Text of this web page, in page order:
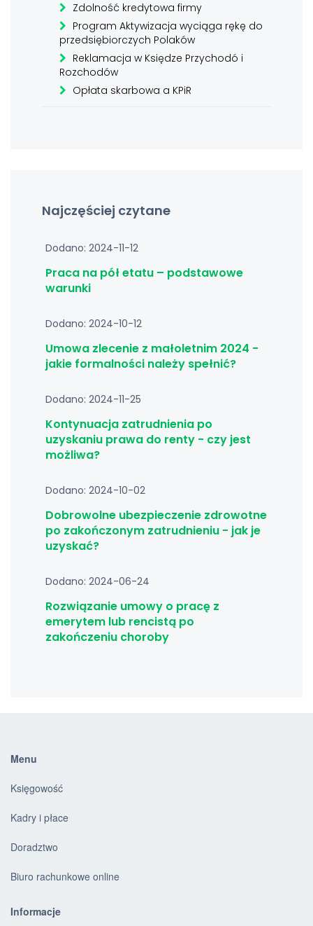
Zdolność kredytowa firmy
Program Aktywizacja wyciąga rękę do
przedsiębiorczych Polaków
Reklamacja w Księdze Przychodó i
Rozchodów
Opłata skarbowa a KPiR
Najczęściej czytane
Dodano: 2024-11-12
Praca na pół etatu – podstawowe
warunki
Dodano: 2024-10-12
Umowa zlecenie z małoletnim 2024 -
jakie formalności należy spełnić?
Dodano: 2024-11-25
Kontynuacja zatrudnienia po
uzyskaniu prawa do renty - czy jest
możliwa?
Dodano: 2024-10-02
Dobrowolne ubezpieczenie zdrowotne
po zakończonym zatrudnieniu - jak je
uzyskać?
Dodano: 2024-06-24
Rozwiązanie umowy o pracę z
emerytem lub rencistą po
zakończeniu choroby
Menu
Księgowość
Kadry i płace
Doradztwo
Biuro rachunkowe online
Informacje